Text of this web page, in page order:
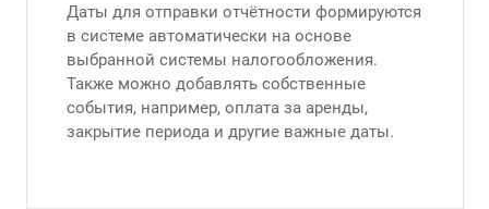
Даты для отправки отчётности формируются
в системе автоматически на основе
выбранной системы налогообложения.
Также можно добавлять собственные
события, например, оплата за аренды,
закрытие периода и другие важные даты.